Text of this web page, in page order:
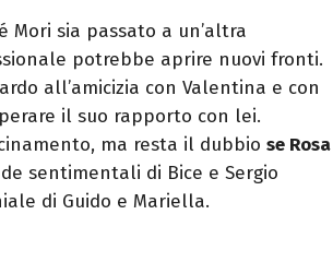
Mori sia passato a un’altra
potrebbe aprire nuovi fronti.
all’amicizia con Valentina e con
il suo rapporto con lei.
ma resta il dubbio se Rosa
sentimentali di Bice e Sergio
di Guido e Mariella.